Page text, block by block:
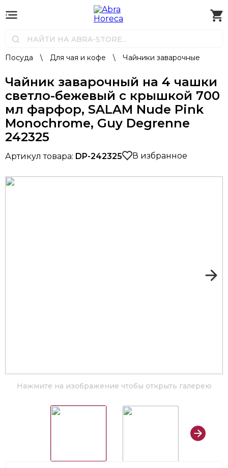
Посуда \ Для чая и кофе \ Чайники заварочные
Чайник заварочный на 4 чашки
светло-бежевый с крышкой 700
мл фарфор, SALAM Nude Pink
Monochrome, Guy Degrenne
242325
Артикул товара: DP-242325 В избранное
Нажмите на изображение чтобы открыть галерею